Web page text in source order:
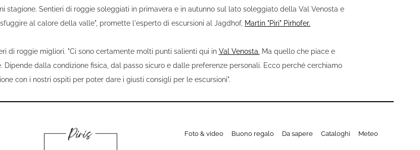
stagione. Sentieri di roggie soleggiati in primavera e in autunno sul lato soleggiato della Val Venosta e
al calore della valle", promette l'esperto di escursioni al Jagdhof, Martin "Piri" Pirhofer.
di roggie migliori. "Ci sono certamente molti punti salienti qui in Val Venosta. Ma quello che piace e
dalla condizione fisica, dal passo sicuro e dalle preferenze personali. Ecco perché cerchiamo
con i nostri ospiti per poter dare i giusti consigli per le escursioni".
Foto & video Buono regalo Da sapere Cataloghi Meteo